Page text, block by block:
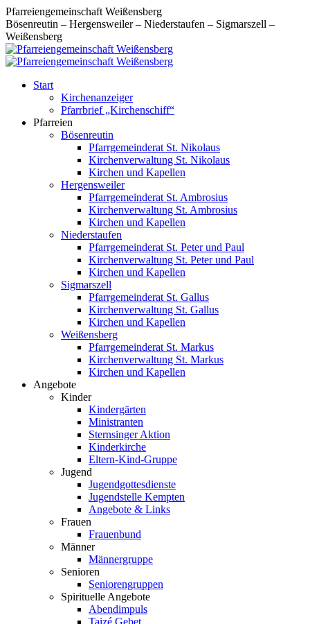
Zum
Inhalt
springen
Pfarreiengemeinschaft Weißensberg
Bösenreutin – Hergensweiler – Niederstaufen – Sigmarszell –
Weißensberg
Start
Kirchenanzeiger
Pfarrbrief „Kirchenschiff“
Pfarreien
Bösenreutin
Pfarrgemeinderat St. Nikolaus
Kirchenverwaltung St. Nikolaus
Kirchen und Kapellen
Hergensweiler
Pfarrgemeinderat St. Ambrosius
Kirchenverwaltung St. Ambrosius
Kirchen und Kapellen
Niederstaufen
Pfarrgemeinderat St. Peter und Paul
Kirchenverwaltung St. Peter und Paul
Kirchen und Kapellen
Sigmarszell
Pfarrgemeinderat St. Gallus
Kirchenverwaltung St. Gallus
Kirchen und Kapellen
Weißensberg
Pfarrgemeinderat St. Markus
Kirchenverwaltung St. Markus
Kirchen und Kapellen
Angebote
Kinder
Kindergärten
Ministranten
Sternsinger Aktion
Kinderkirche
Eltern-Kind-Gruppe
Jugend
Jugendgottesdienste
Jugendstelle Kempten
Angebote & Links
Frauen
Frauenbund
Männer
Männergruppe
Senioren
Seniorengruppen
Spirituelle Angebote
Abendimpuls
Taizé Gebet